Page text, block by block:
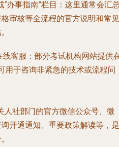
办事指南”栏目 ：这里通常会汇
审核等全流程的官方说明和常见
线客服 ：部分考试机构网站提供
用于咨询非紧急的技术或流程问
人社部门的官方微信公众号、微
开通通知、重要政策解读等，是